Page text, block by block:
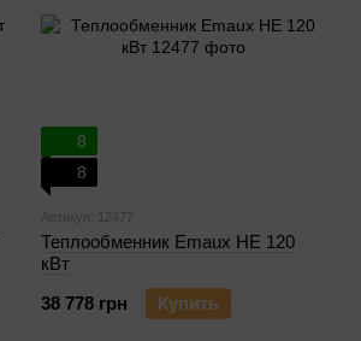
8
8
Артикул: 12477
Теплообменник Emaux HE 120
кВт
38 778 грн
Купить